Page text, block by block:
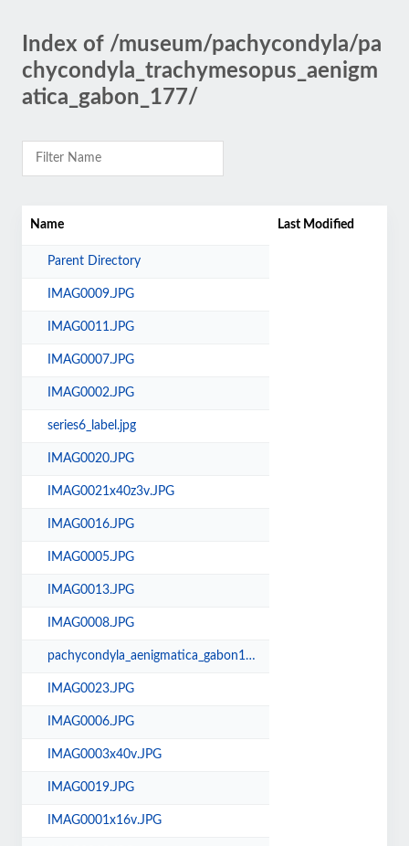
Index of /museum/pachycondyla/pa
chycondyla_trachymesopus_aenigm
atica_gabon_177/
Name Last Modified
Parent Directory
IMAG0009.JPG
IMAG0011.JPG
IMAG0007.JPG
IMAG0002.JPG
series6_label.jpg
IMAG0020.JPG
IMAG0021x40z3v.JPG
IMAG0016.JPG
IMAG0005.JPG
IMAG0013.JPG
IMAG0008.JPG
pachycondyla_aenigmatica_gabon177.jpg
IMAG0023.JPG
IMAG0006.JPG
IMAG0003x40v.JPG
IMAG0019.JPG
IMAG0001x16v.JPG